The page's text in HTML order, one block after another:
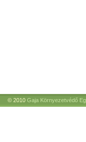
© 2010 Gaja Környezetvédő